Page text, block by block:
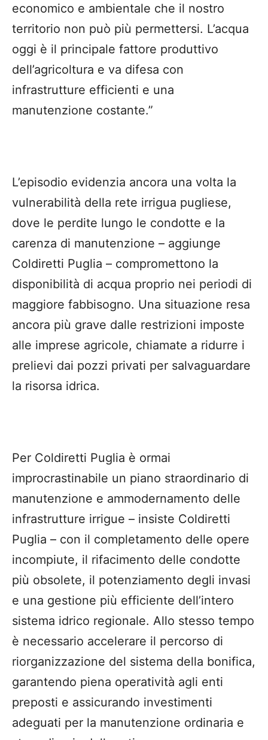
economico e ambientale che il nostro
territorio non può più permettersi. L’acqua
oggi è il principale fattore produttivo
dell’agricoltura e va difesa con
infrastrutture efficienti e una
manutenzione costante.”
L’episodio evidenzia ancora una volta la
vulnerabilità della rete irrigua pugliese,
dove le perdite lungo le condotte e la
carenza di manutenzione – aggiunge
Coldiretti Puglia – compromettono la
disponibilità di acqua proprio nei periodi di
maggiore fabbisogno. Una situazione resa
ancora più grave dalle restrizioni imposte
alle imprese agricole, chiamate a ridurre i
prelievi dai pozzi privati per salvaguardare
la risorsa idrica.
Per Coldiretti Puglia è ormai
improcrastinabile un piano straordinario di
manutenzione e ammodernamento delle
infrastrutture irrigue – insiste Coldiretti
Puglia – con il completamento delle opere
incompiute, il rifacimento delle condotte
più obsolete, il potenziamento degli invasi
e una gestione più efficiente dell’intero
sistema idrico regionale. Allo stesso tempo
è necessario accelerare il percorso di
riorganizzazione del sistema della bonifica,
garantendo piena operatività agli enti
preposti e assicurando investimenti
adeguati per la manutenzione ordinaria e